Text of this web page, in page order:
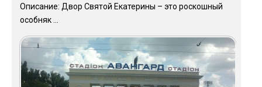
Описание: Двор Святой Екатерины – это роскошный
особняк ...